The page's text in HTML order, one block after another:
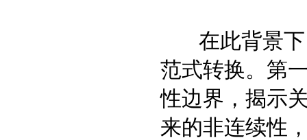
在此背景下
范式转换。第
性边界，揭示
来的非连续性